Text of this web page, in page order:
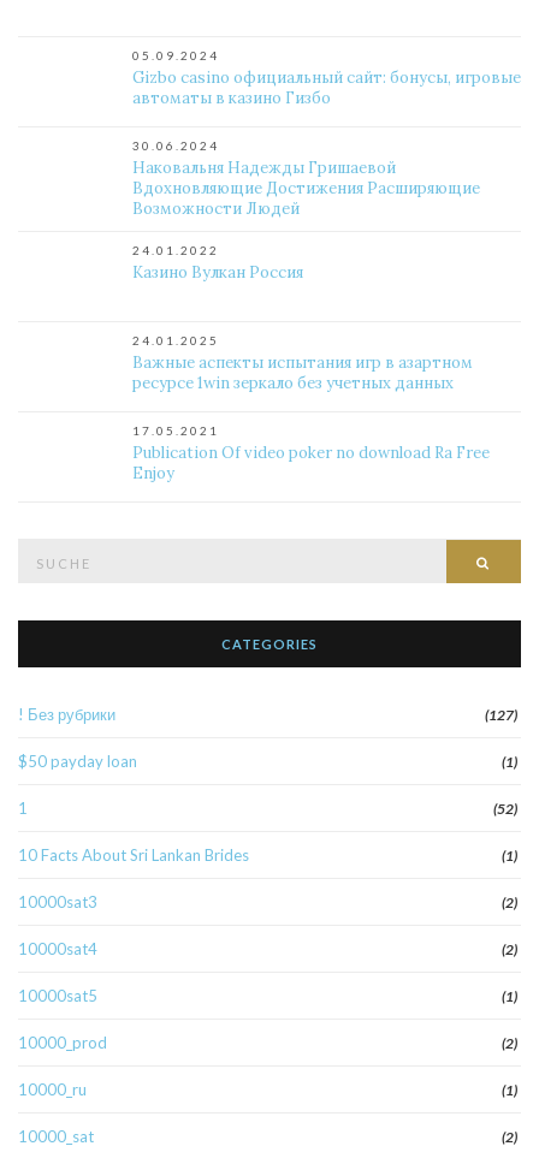
05.09.2024
Gizbo casino официальный сайт: бонусы, игровые
автоматы в казино Гизбо
30.06.2024
Наковальня Надежды Гришаевой
Вдохновляющие Достижения Расширяющие
Возможности Людей
24.01.2022
Казино Вулкан Россия
24.01.2025
Важные аспекты испытания игр в азартном
ресурсе 1win зеркало без учетных данных
17.05.2021
Publication Of video poker no download Ra Free
Enjoy
CATEGORIES
! Без рубрики (127)
$50 payday loan (1)
1 (52)
10 Facts About Sri Lankan Brides (1)
10000sat3 (2)
10000sat4 (2)
10000sat5 (1)
10000_prod (2)
10000_ru (1)
10000_sat (2)